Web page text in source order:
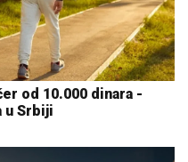
od 10.000 dinara -
u Srbiji